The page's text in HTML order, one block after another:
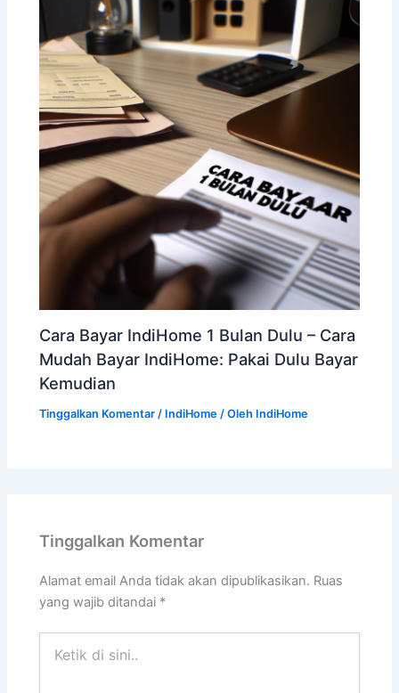
Cara Bayar IndiHome 1 Bulan Dulu – Cara
Mudah Bayar IndiHome: Pakai Dulu Bayar
Kemudian
Tinggalkan Komentar / IndiHome / Oleh IndiHome
Tinggalkan Komentar
Alamat email Anda tidak akan dipublikasikan. Ruas
yang wajib ditandai *